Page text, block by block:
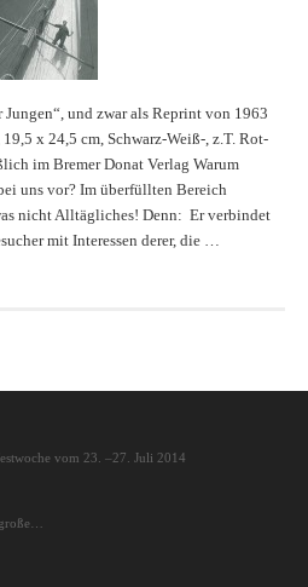
Jungen“, und zwar als Reprint von 1963
x 24,5 cm, Schwarz-Weiß-, z.T. Rot-
im Bremer Donat Verlag Warum
uns vor? Im überfüllten Bereich
nicht Alltägliches! Denn: Er verbindet
mit Interessen derer, die …
vom 23. –27. Juli 2014